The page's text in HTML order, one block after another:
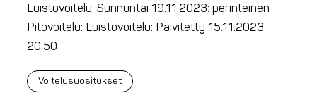
Luistovoitelu: Sunnuntai 19.11.2023: perinteinen
Pitovoitelu: Luistovoitelu: Päivitetty 15.11.2023
20:50
Voitelusuositukset